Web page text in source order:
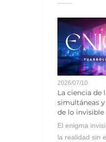
2026/07/10
La ciencia de
simultáneas
de lo invisible
El enigma
la realidad sin